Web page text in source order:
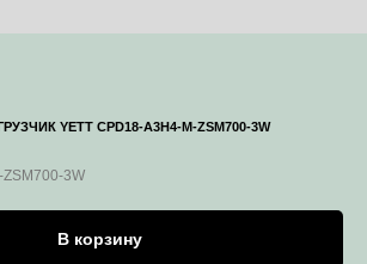
YETT CPD18-A3H4-M-ZSM700-3W
3W
В корзину